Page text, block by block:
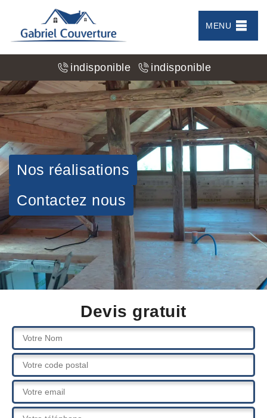
MENU
indisponible indisponible
Nos réalisations
Contactez nous
Devis gratuit